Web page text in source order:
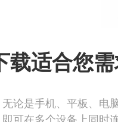
载适合您
论是手机、平板、电
可在多个设备上同时